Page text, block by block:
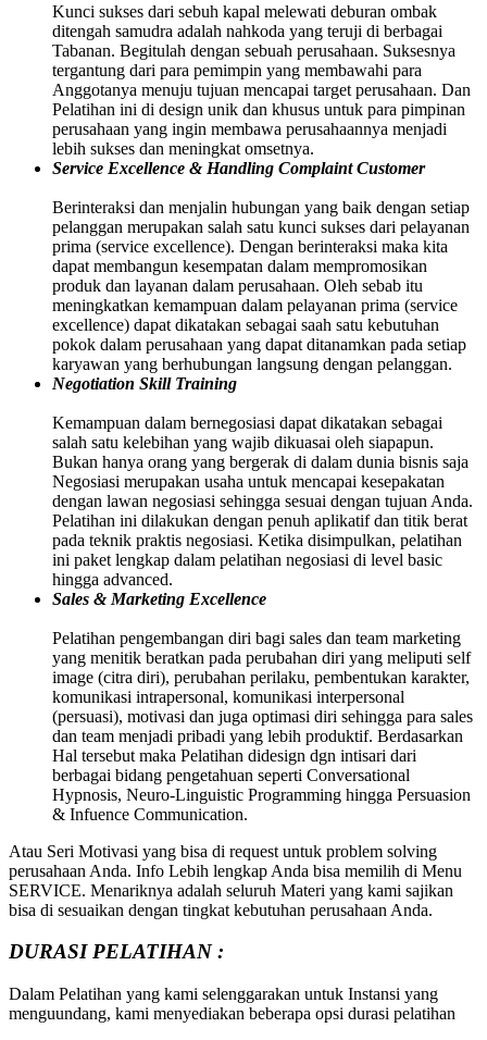
Kunci sukses dari sebuh kapal melewati deburan ombak
ditengah samudra adalah nahkoda yang teruji di berbagai
Tabanan. Begitulah dengan sebuah perusahaan. Suksesnya
tergantung dari para pemimpin yang membawahi para
Anggotanya menuju tujuan mencapai target perusahaan. Dan
Pelatihan ini di design unik dan khusus untuk para pimpinan
perusahaan yang ingin membawa perusahaannya menjadi
lebih sukses dan meningkat omsetnya.
Service Excellence & Handling Complaint Customer
Berinteraksi dan menjalin hubungan yang baik dengan setiap
pelanggan merupakan salah satu kunci sukses dari pelayanan
prima (service excellence). Dengan berinteraksi maka kita
dapat membangun kesempatan dalam mempromosikan
produk dan layanan dalam perusahaan. Oleh sebab itu
meningkatkan kemampuan dalam pelayanan prima (service
excellence) dapat dikatakan sebagai saah satu kebutuhan
pokok dalam perusahaan yang dapat ditanamkan pada setiap
karyawan yang berhubungan langsung dengan pelanggan.
Negotiation Skill Training
Kemampuan dalam bernegosiasi dapat dikatakan sebagai
salah satu kelebihan yang wajib dikuasai oleh siapapun.
Bukan hanya orang yang bergerak di dalam dunia bisnis saja
Negosiasi merupakan usaha untuk mencapai kesepakatan
dengan lawan negosiasi sehingga sesuai dengan tujuan Anda.
Pelatihan ini dilakukan dengan penuh aplikatif dan titik berat
pada teknik praktis negosiasi. Ketika disimpulkan, pelatihan
ini paket lengkap dalam pelatihan negosiasi di level basic
hingga advanced.
Sales & Marketing Excellence
Pelatihan pengembangan diri bagi sales dan team marketing
yang menitik beratkan pada perubahan diri yang meliputi self
image (citra diri), perubahan perilaku, pembentukan karakter,
komunikasi intrapersonal, komunikasi interpersonal
(persuasi), motivasi dan juga optimasi diri sehingga para sales
dan team menjadi pribadi yang lebih produktif. Berdasarkan
Hal tersebut maka Pelatihan didesign dgn intisari dari
berbagai bidang pengetahuan seperti Conversational
Hypnosis, Neuro-Linguistic Programming hingga Persuasion
& Infuence Communication.
Atau Seri Motivasi yang bisa di request untuk problem solving
perusahaan Anda. Info Lebih lengkap Anda bisa memilih di Menu
SERVICE. Menariknya adalah seluruh Materi yang kami sajikan
bisa di sesuaikan dengan tingkat kebutuhan perusahaan Anda.
DURASI PELATIHAN :
Dalam Pelatihan yang kami selenggarakan untuk Instansi yang
menguundang, kami menyediakan beberapa opsi durasi pelatihan